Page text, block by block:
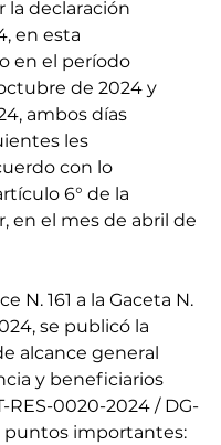
la declaración
en esta
en el período
de 2024 y
ambos días
les
con lo
6° de la
en el mes de abril de
N. 161 a la Gaceta N.
se publicó la
alcance general
y beneficiarios
RES-0020-2024 / DG-
puntos importantes: